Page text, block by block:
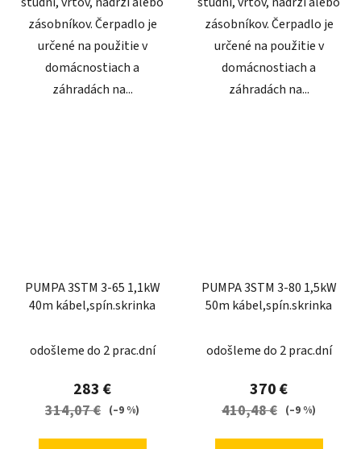
zásobníkov. Čerpadlo je
určené na použitie v
domácnostiach a
záhradách na...
zásobníkov. Čerpadlo je
určené na použitie v
domácnostiach a
záhradách na...
PUMPA 3STM 3-65 1,1kW
40m kábel,spín.skrinka
odošleme do 2 prac.dní
283 €
314,07 € (–9 %)
PUMPA 3STM 3-80 1,5kW
50m kábel,spín.skrinka
odošleme do 2 prac.dní
370 €
410,48 € (–9 %)